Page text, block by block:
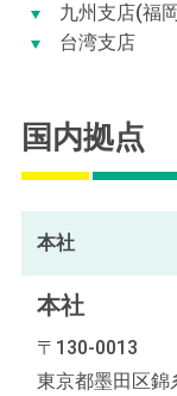
九州支店(福
台湾支店
国内拠点
本社
本社
〒130-0013
東京都墨田区錦